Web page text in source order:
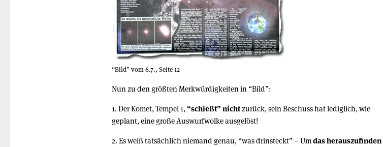
“Bild” vom 6.7., Seite 12
Nun zu den größten Merkwürdigkeiten in “Bild”:
1. Der Komet, Tempel 1, “schießt” nicht zurück, sein Beschuss hat lediglich, wie
geplant, eine große Auswurfwolke ausgelöst!
2. Es weiß tatsächlich niemand genau, “was drinsteckt” – Umdas herauszufinden